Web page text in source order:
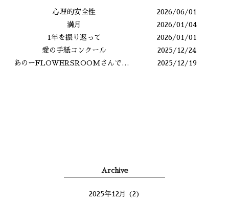
心理的安全性
2026/06/01
満月
2026/01/04
1年を振り返って
2026/01/01
愛の手紙コンクール
2025/12/24
2025/12/19
Archive
2025年12月
(2)